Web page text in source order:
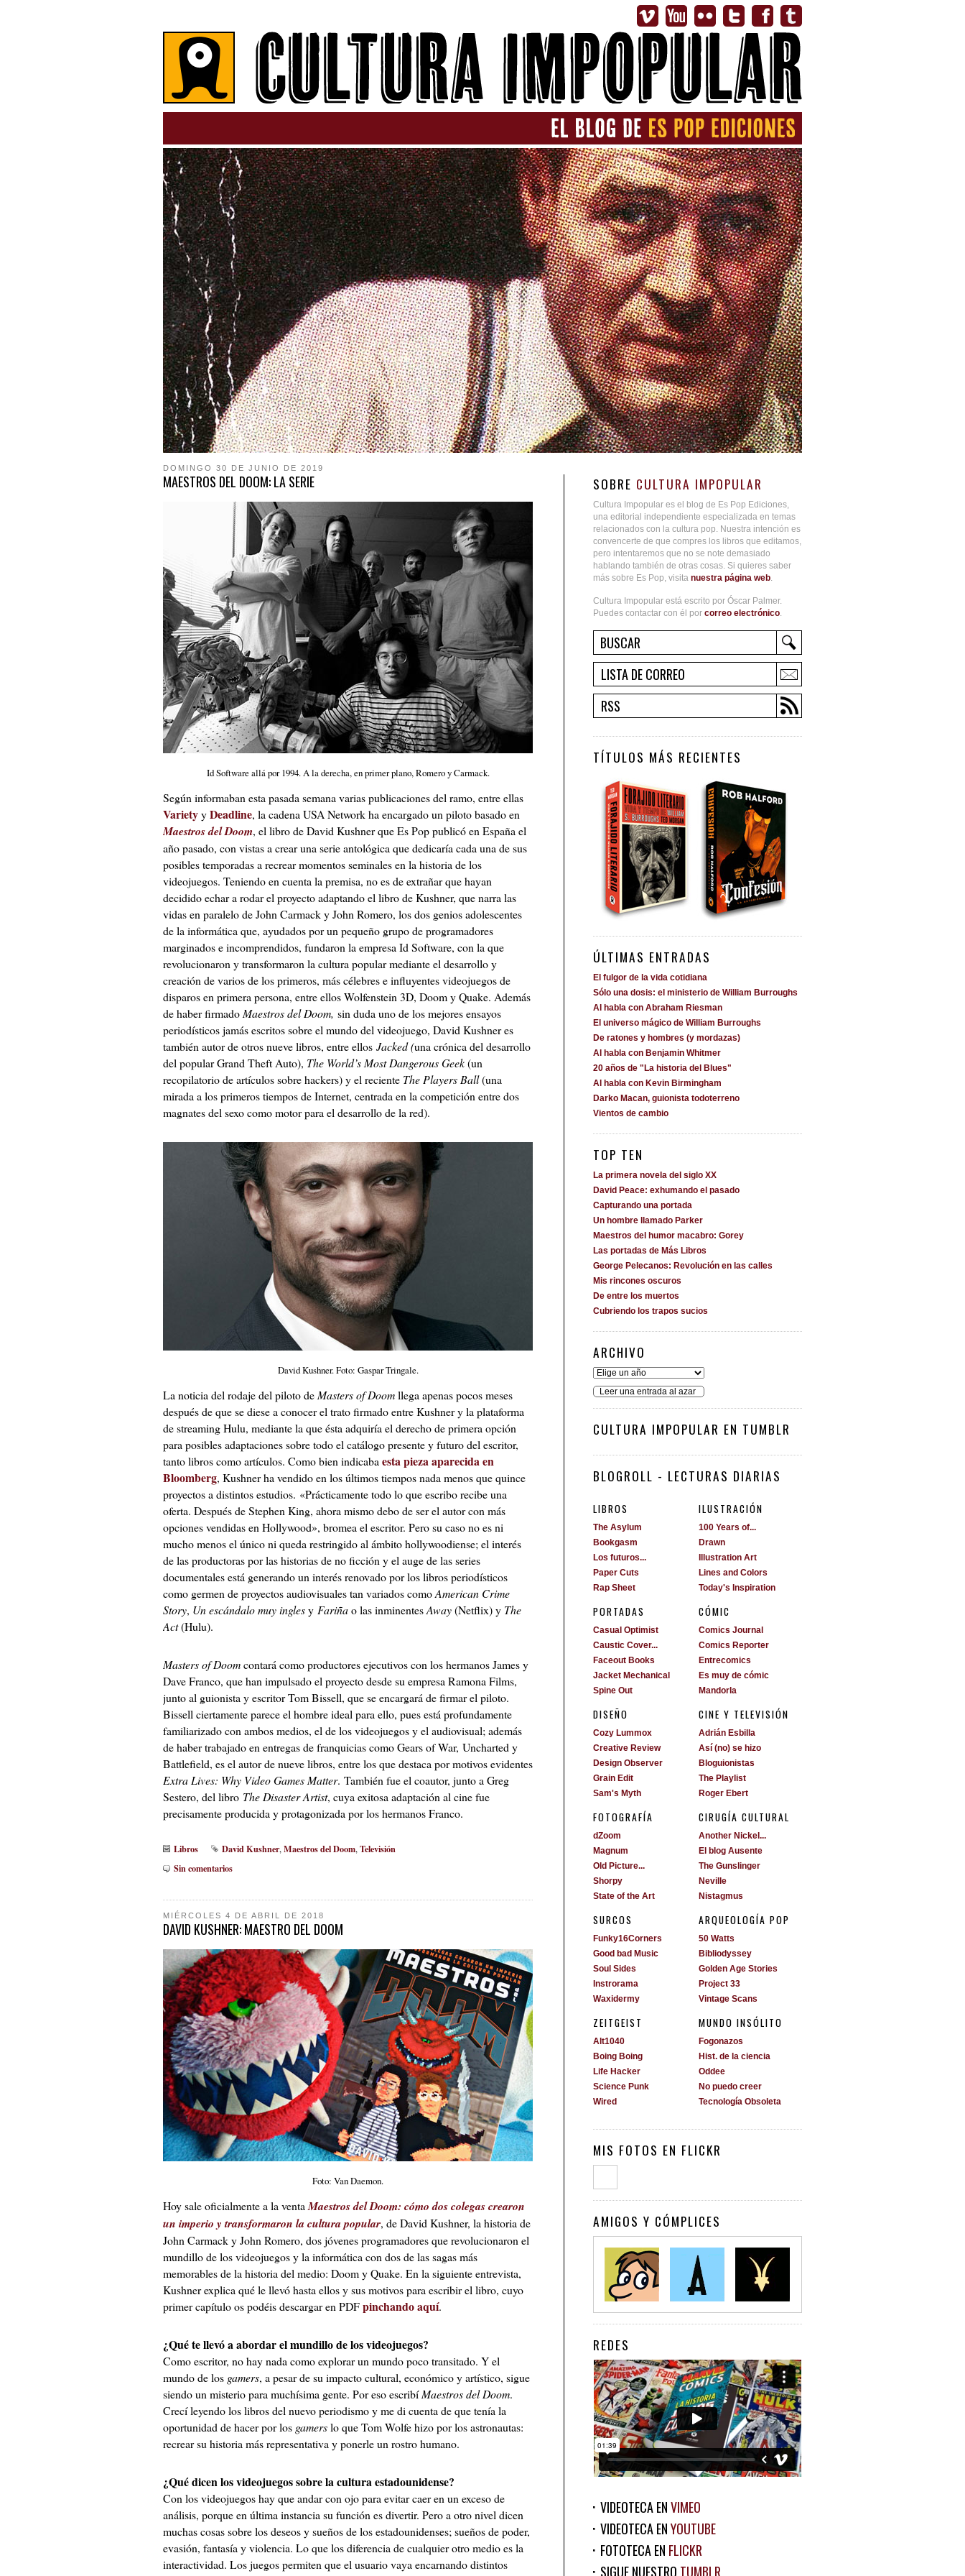
DOMINGO 30 DE JUNIO DE 2019
MAESTROS DEL DOOM: LA SERIE
Id Software allá por 1994. A la derecha, en primer plano, Romero y Carmack.
Según informaban esta pasada semana varias publicaciones del ramo, entre ellas
VarietyyDeadline, la cadena USA Network ha encargado un piloto basado en
Maestros del Doom, el libro de David Kushner que Es Pop publicó en España el
año pasado, con vistas a crear una serie antológica que dedicaría cada una de sus
posibles temporadas a recrear momentos seminales en la historia de los
videojuegos. Teniendo en cuenta la premisa, no es de extrañar que hayan
decidido echar a rodar el proyecto adaptando el libro de Kushner, que narra las
vidas en paralelo de John Carmack y John Romero, los dos genios adolescentes
de la informática que, ayudados por un pequeño grupo de programadores
marginados e incomprendidos, fundaron la empresa Id Software, con la que
revolucionaron y transformaron la cultura popular mediante el desarrollo y
creación de varios de los primeros, más célebres e influyentes videojuegos de
disparos en primera persona, entre ellos Wolfenstein 3D, Doom y Quake. Además
de haber firmado Maestros del Doom, sin duda uno de los mejores ensayos
periodísticos jamás escritos sobre el mundo del videojuego, David Kushner es
también autor de otros nueve libros, entre ellos Jacked (una crónica del desarrollo
del popular Grand Theft Auto), The World’s Most Dangerous Geek(un
recopilatorio de artículos sobre hackers) y el reciente The Players Ball(una
mirada a los primeros tiempos de Internet, centrada en la competición entre dos
magnates del sexo como motor para el desarrollo de la red).
David Kushner. Foto: Gaspar Tringale.
La noticia del rodaje del piloto de Masters of Doomllega apenas pocos meses
después de que se diese a conocer el trato firmado entre Kushner y la plataforma
de streaming Hulu, mediante la que ésta adquiría el derecho de primera opción
para posibles adaptaciones sobre todo el catálogo presente y futuro del escritor,
tanto libros como artículos. Como bien indicaba esta pieza aparecida en
Bloomberg, Kushner ha vendido en los últimos tiempos nada menos que quince
proyectos a distintos estudios. «Prácticamente todo lo que escribo recibe una
oferta. Después de Stephen King, ahora mismo debo de ser el autor con más
opciones vendidas en Hollywood», bromea el escritor. Pero su caso no es ni
mucho menos el único ni queda restringido al ámbito hollywoodiense; el interés
de las productoras por las historias de no ficción y el auge de las series
documentales está generando un interés renovado por los libros periodísticos
como germen de proyectos audiovisuales tan variados comoAmerican Crime
Story, Un escándalo muy inglesy Fariñao las inminentesAway(Netflix) y The
Act(Hulu).
Masters of Doomcontará como productores ejecutivos con los hermanos James y
Dave Franco, que han impulsado el proyecto desde su empresa Ramona Films,
junto al guionista y escritor Tom Bissell, que se encargará de firmar el piloto.
Bissell ciertamente parece el hombre ideal para ello, pues está profundamente
familiarizado con ambos medios, el de los videojuegos y el audiovisual; además
de haber trabajado en entregas de franquicias como Gears of War, Uncharted y
Battlefield, es el autor de nueve libros, entre los que destaca por motivos evidentes
Extra Lives: Why Video Games Matter. También fue el coautor, junto a Greg
Sestero, del libro The Disaster Artist, cuya exitosa adaptación al cine fue
precisamente producida y protagonizada por los hermanos Franco.
Libros David Kushner, Maestros del Doom, Televisión
Sin comentarios
MIÉRCOLES 4 DE ABRIL DE 2018
DAVID KUSHNER: MAESTRO DEL DOOM
Foto: Van Daemon.
Hoy sale oficialmente a la venta Maestros del Doom: cómo dos colegas crearon
un imperio y transformaron la cultura popular, de David Kushner, la historia de
John Carmack y John Romero, dos jóvenes programadores que revolucionaron el
mundillo de los videojuegos y la informática con dos de las sagas más
memorables de la historia del medio: Doom y Quake. En la siguiente entrevista,
Kushner explica qué le llevó hasta ellos y sus motivos para escribir el libro, cuyo
primer capítulo os podéis descargar en PDFpinchando aquí.
¿Qué te llevó a abordar el mundillo de los videojuegos?
Como escritor, no hay nada como explorar un mundo poco transitado. Y el
mundo de los gamers, a pesar de su impacto cultural, económico y artístico, sigue
siendo un misterio para muchísima gente. Por eso escribíMaestros del Doom.
Crecí leyendo los libros del nuevo periodismo y me di cuenta de que tenía la
oportunidad de hacer por los gamerslo que Tom Wolfe hizo por los astronautas:
recrear su historia más representativa y ponerle un rostro humano.
¿Qué dicen los videojuegos sobre la cultura estadounidense?
Con los videojuegos hay que andar con ojo para evitar caer en un exceso de
análisis, porque en última instancia su función es divertir. Pero a otro nivel dicen
muchas cosas sobre los deseos y sueños de los estadounidenses; sueños de poder,
evasión, fantasía y violencia. Lo que los diferencia de cualquier otro medio es la
interactividad. Los juegos permiten que el usuario vaya encarnando distintos
SOBRE CULTURA IMPOPULAR
Cultura Impopular es el blog de Es Pop Ediciones,
una editorial independiente especializada en temas
relacionados con la cultura pop. Nuestra intención es
convencerte de que compres los libros que editamos,
pero intentaremos que no se note demasiado
hablando también de otras cosas. Si quieres saber
más sobre Es Pop, visita nuestra página web
Cultura Impopular está escrito por Óscar Palmer.
Puedes contactar con él por correo electrónico
LISTA DE CORREO
RSS
TÍTULOS MÁS RECIENTES
ÚLTIMAS ENTRADAS
El fulgor de la vida cotidiana
Sólo una dosis: el ministerio de William Burroughs
Al habla con Abraham Riesman
El universo mágico de William Burroughs
De ratones y hombres (y mordazas)
Al habla con Benjamin Whitmer
20 años de "La historia del Blues"
Al habla con Kevin Birmingham
Darko Macan, guionista todoterreno
Vientos de cambio
TOP TEN
La primera novela del siglo XX
David Peace: exhumando el pasado
Capturando una portada
Un hombre llamado Parker
Maestros del humor macabro: Gorey
Las portadas de Más Libros
George Pelecanos: Revolución en las calles
Mis rincones oscuros
De entre los muertos
Cubriendo los trapos sucios
ARCHIVO
Leer una entrada al azar
CULTURA IMPOPULAR EN TUMBLR
BLOGROLL - LECTURAS DIARIAS
LIBROS
The Asylum
Bookgasm
Los futuros...
Paper Cuts
Rap Sheet
PORTADAS
Casual Optimist
Caustic Cover...
Faceout Books
Jacket Mechanical
Spine Out
DISEÑO
Cozy Lummox
Creative Review
Design Observer
Grain Edit
Sam's Myth
FOTOGRAFÍA
dZoom
Magnum
Old Picture...
Shorpy
State of the Art
SURCOS
Funky16Corners
Good bad Music
Soul Sides
Instrorama
Waxidermy
ZEITGEIST
Alt1040
Boing Boing
Life Hacker
Science Punk
Wired
ILUSTRACIÓN
100 Years of...
Drawn
Illustration Art
Lines and Colors
Today's Inspiration
CÓMIC
Comics Journal
Comics Reporter
Entrecomics
Es muy de cómic
Mandorla
CINE Y TELEVISIÓN
Adrián Esbilla
Así (no) se hizo
Bloguionistas
The Playlist
Roger Ebert
CIRUGÍA CULTURAL
Another Nickel...
El blog Ausente
The Gunslinger
Neville
Nistagmus
ARQUEOLOGÍA POP
50 Watts
Bibliodyssey
Golden Age Stories
Project 33
Vintage Scans
MUNDO INSÓLITO
Fogonazos
Hist. de la ciencia
Oddee
No puedo creer
Tecnología Obsoleta
MIS FOTOS EN FLICKR
AMIGOS Y CÓMPLICES
REDES
VIDEOTECA ENVIMEO
VIDEOTECA ENYOUTUBE
FOTOTECA EN FLICKR
SIGUE NUESTRO TUMBLR